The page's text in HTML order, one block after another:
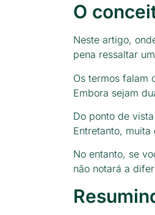
O
Neste artigo,
pena ressaltar
Os termos falam
Embora sejam
Do ponto de
Entretanto,
No entanto, se
não notará a